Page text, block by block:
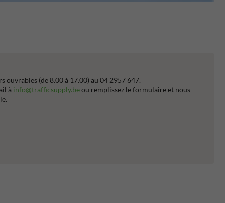
ouvrables (de 8.00 à 17.00) au 04 2957 647.
à info@trafficsupply.beou remplissez le formulaire et nous